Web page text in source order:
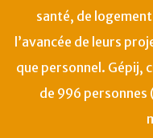
santé, de
l’avancée de leurs
que personnel. Gépij,
de 996